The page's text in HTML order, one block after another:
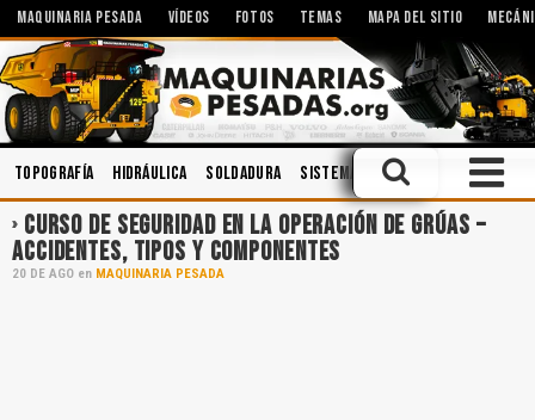
MAQUINARIA PESADA VÍDEOS FOTOS TEMAS MAPA DEL SITIO
Topografía Hidráulica Soldadura Sistemas Hidráulicos
CURSO DE SEGURIDAD EN LA OPERACIÓN DE GRÚAS –
ACCIDENTES, TIPOS Y COMPONENTES
20 DE AGO en MAQUINARIA PESADA